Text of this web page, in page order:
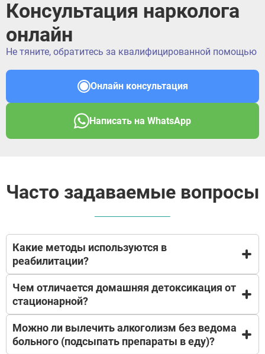
Консультация нарколога
онлайн
Не тяните, обратитесь за квалифицированной помощью
Онлайн консультация
Написать на WhatsApp
Часто задаваемые вопросы
Какие методы используются в
реабилитации?
В основе нашей реабилитационной программы
лежит доказательная психотерапия и
модифицированная
программа «12 шагов»
. Пациенты учатся жить без ПАВ (психоактивных
веществ), прорабатывают психотравмы, меняют
Чем отличается домашняя детоксикация от
стационарной?
Выведение из запоя на дому
подходит для снятия острой интоксикации и
Можно ли вылечить алкоголизм без ведома
больного (подсыпать препараты в еду)?